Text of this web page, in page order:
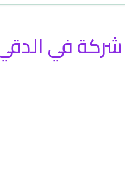
في